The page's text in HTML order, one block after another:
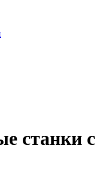
станки с